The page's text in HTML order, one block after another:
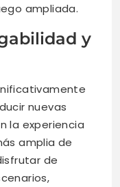
ampliada.
y
nuevas
la experiencia
amplia de
de